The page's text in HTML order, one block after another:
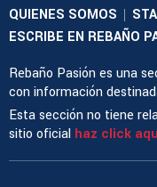
QUIENES SOMOS |
ESCRIBE EN REBAÑO
Rebaño Pasión es una
con información
Esta sección no tiene
sitio oficial haz click